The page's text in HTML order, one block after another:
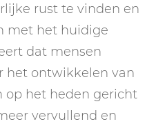
rust te vinden en
met het huidige
dat mensen
het ontwikkelen van
op het heden gericht
vervullend en